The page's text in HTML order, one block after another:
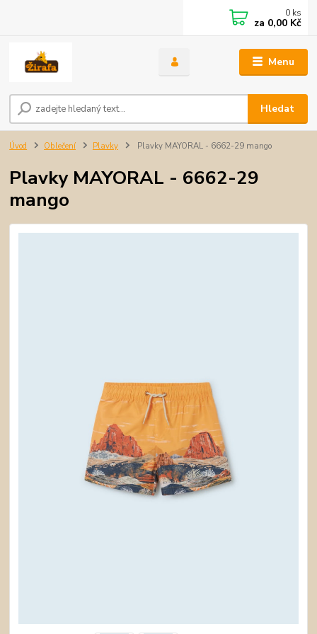
Menu
Hledat
0 ks
za 0,00 Kč
Úvod Oblečení Plavky Plavky MAYORAL - 6662-29 mango
Plavky MAYORAL - 6662-29
mango